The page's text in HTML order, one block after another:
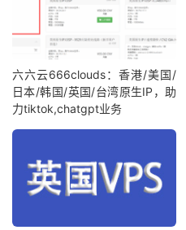
六六云666clouds：香港/美国/
日本/韩国/英国/台湾原生IP，助
力tiktok,chatgpt业务